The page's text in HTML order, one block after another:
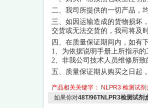
二、我司所提供的一切产品，
三、如因运输造成的货物损坏
交货或无法交货的，我司将及
四、在质量保证期间内，如有
1、为依据说明手册上所指示
2、非我公司技术人员维修所致
五、质量保证期从购买之日起
产品相关关键字： NLPR3 检测试剂
如果你对48T/96TNLPR3检测试剂